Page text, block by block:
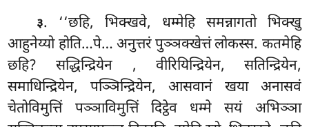
३. ‘‘छहि, भिक्खवे, धम्मेहि समन्नागतो भिक्खु
आहुनेय्यो होति…पे… अनुत्तरं पुञ्ञक्खेत्तंलोकस्स. कतमेहि
छहि? सद्धिन्द्रियेन , वीरियिन्द्रियेन, सतिन्द्रियेन,
समाधिन्द्रियेन, पञ्ञिन्द्रियेन, आसवानं खया अनासवं
चेतोविमुत्तिं पञ्ञाविमुत्तिं दिट्ठेव धम्मे सयं अभिञ्ञा